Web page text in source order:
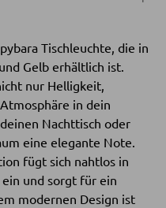
Tischleuchte, die in
Gelb erhältlich ist.
nur Helligkeit,
in dein
Nachttisch oder
eine elegante Note.
fügt sich nahtlos in
und sorgt für ein
modernen Design ist